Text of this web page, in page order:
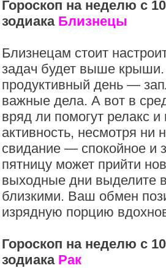
Гороскоп на неделю с
зодиака Близнецы
Близнецам стоит
задач будет выше
продуктивный день —
важные дела. А вот в
вряд ли помогут релакс
активность, несмотря ни
свидание — спокойное и
пятницу может прийти
выходные дни выделите
близкими. Ваш обмен
изрядную порцию
Гороскоп на неделю с
зодиака Рак